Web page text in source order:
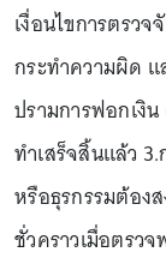
เงื่อนไขการตรว
กระทำความผิด แ
ปรามการฟอกเงิ
ทำเสร็จสิ้นแล้ว
หรือธุรกรรมต้อง
ชั่วคราวเมื่อตรว